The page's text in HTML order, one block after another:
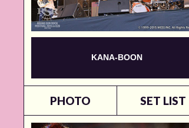
KANA-BOON
PHOTO SET LIST